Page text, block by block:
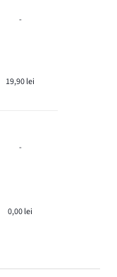
-
19,90 lei
-
0,00 lei